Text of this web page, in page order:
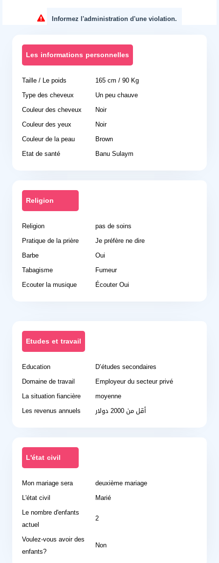
Informez l'administration d'une violation.
Les informations personnelles
Taille / Le poids
165 cm / 90 Kg
Type des cheveux
Un peu chauve
Couleur des cheveux
Noir
Couleur des yeux
Noir
Couleur de la peau
Brown
Etat de santé
Banu Sulaym
Religion
Religion
pas de soins
Pratique de la prière
Je préfère ne dire
Barbe
Oui
Tabagisme
Fumeur
Ecouter la musique
Écouter Oui
Etudes et travail
Education
D’études secondaires
Domaine de travail
Employeur du secteur privé
La situation fiancière
moyenne
Les revenus annuels
أقل من 2000 دولار
L'état civil
Mon mariage sera
deuxième mariage
L'état civil
Marié
Le nombre d'enfants
actuel
2
Voulez-vous avoir des
enfants?
Non